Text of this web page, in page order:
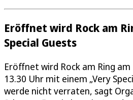
Eröffnet wird Rock am
Special Guests
Eröffnet wird Rock am Ring am
13.30 Uhr mit einem „Very
werde nicht verraten, sagt